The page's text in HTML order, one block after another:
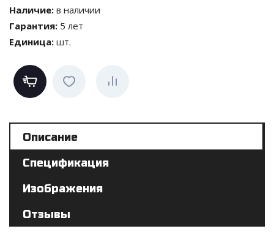
Наличие: в наличии
Гарантия: 5 лет
Единица: шт.
Описание
Спецификация
Изображения
Отзывы